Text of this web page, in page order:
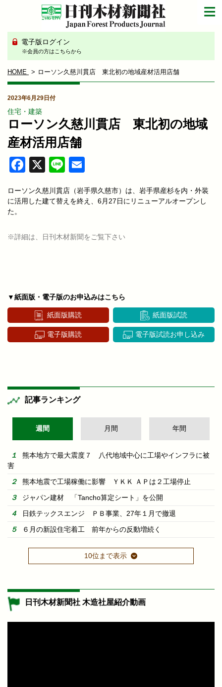
電子版ログイン
※会員の方はこちらから
HOME ローソン久慈川貫店 東北初の地域産材活用店舗
2023年6月29日付
住宅・建築
ローソン久慈川貫店 東北初の地域
産材活用店舗
Facebook
X Line
ローソン久慈川貫店（岩手県久慈市）は、岩手県産杉を内・外装
に活用した建て替えを終え、6月27日にリニューアルオープンし
た。
※詳細は、日刊木材新聞をご覧下さい
▼紙面版・電子版のお申込みはこちら
紙面版購読 紙面版試読
電子版購読 電子版試読お申し込み
記事ランキング
週間 月間 年間
熊本地方で最大震度７ 八代地域中心に工場やインフラに被
害
熊本地震で工場稼働に影響 ＹＫＫ ＡＰは２工場停止
ジャパン建材 「Tancho算定シート」を公開
日鉄テックスエンジ ＰＢ事業、27年１月で撤退
６月の新設住宅着工 前年からの反動増続く
10位まで表示
日刊木材新聞社 木造社屋紹介動画